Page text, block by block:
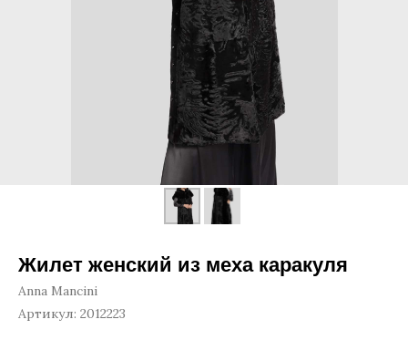
Жилет женский из меха каракуля
Anna Mancini
Артикул: 2012223